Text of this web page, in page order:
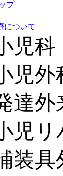
プ
について
児科
児外
達外
児リ
装具